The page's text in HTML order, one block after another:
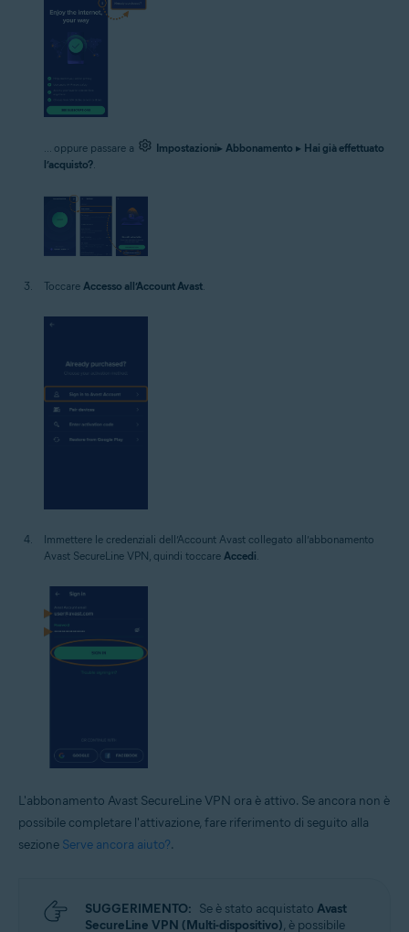
... oppure passare a Impostazioni▸ Abbonamento ▸ Hai già effettuato
l’acquisto?.
Toccare Accesso all’Account Avast
Immettere le credenziali dell’Account Avast collegato all’abbonamento
Avast SecureLine VPN, quindi toccare Accedi.
L'abbonamento Avast SecureLine VPN ora è attivo. Se ancora non è
possibile completare l'attivazione, fare riferimento di seguito alla
sezione Serve ancora aiuto?.
SUGGERIMENTO: Se è stato acquistato Avast
SecureLine VPN (Multi-dispositivo), è possibile